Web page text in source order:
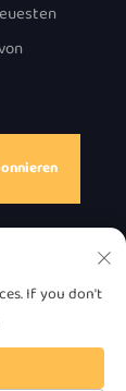
If you don't